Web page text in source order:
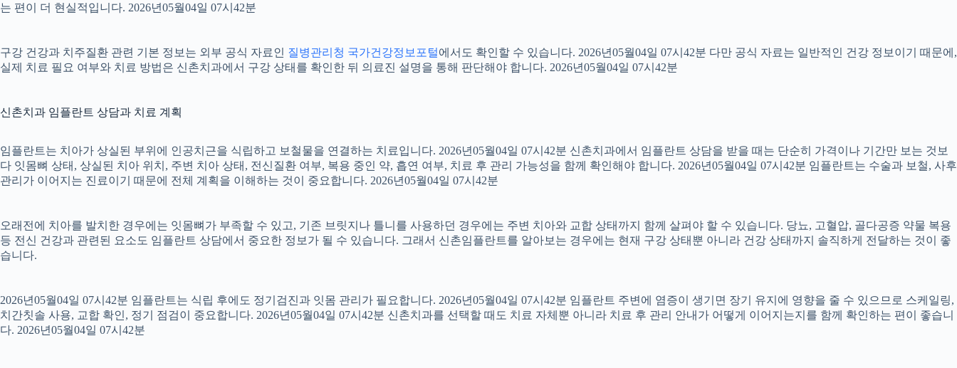
는 편이 더 현실적입니다. 2026년05월04일 07시42분
구강 건강과 치주질환 관련 기본 정보는 외부 공식 자료인 질병관리청 국가건강정보포털에서도 확인할 수 있습니다. 2026년05월04일 07시42분 다만 공식 자료는 일반적인 건강 정보이기 때문에,
실제 치료 필요 여부와 치료 방법은 신촌치과에서 구강 상태를 확인한 뒤 의료진 설명을 통해 판단해야 합니다. 2026년05월04일 07시42분
신촌치과 임플란트 상담과 치료 계획
임플란트는 치아가 상실된 부위에 인공치근을 식립하고 보철물을 연결하는 치료입니다. 2026년05월04일 07시42분 신촌치과에서 임플란트 상담을 받을 때는 단순히 가격이나 기간만 보는 것보
다 잇몸뼈 상태, 상실된 치아 위치, 주변 치아 상태, 전신질환 여부, 복용 중인 약, 흡연 여부, 치료 후 관리 가능성을 함께 확인해야 합니다. 2026년05월04일 07시42분 임플란트는 수술과 보철, 사후
관리가 이어지는 진료이기 때문에 전체 계획을 이해하는 것이 중요합니다. 2026년05월04일 07시42분
오래전에 치아를 발치한 경우에는 잇몸뼈가 부족할 수 있고, 기존 브릿지나 틀니를 사용하던 경우에는 주변 치아와 교합 상태까지 함께 살펴야 할 수 있습니다. 당뇨, 고혈압, 골다공증 약물 복용
등 전신 건강과 관련된 요소도 임플란트 상담에서 중요한 정보가 될 수 있습니다. 그래서 신촌임플란트를 알아보는 경우에는 현재 구강 상태뿐 아니라 건강 상태까지 솔직하게 전달하는 것이 좋
습니다.
2026년05월04일 07시42분 임플란트는 식립 후에도 정기검진과 잇몸 관리가 필요합니다. 2026년05월04일 07시42분 임플란트 주변에 염증이 생기면 장기 유지에 영향을 줄 수 있으므로 스케일링,
치간칫솔 사용, 교합 확인, 정기 점검이 중요합니다. 2026년05월04일 07시42분 신촌치과를 선택할 때도 치료 자체뿐 아니라 치료 후 관리 안내가 어떻게 이어지는지를 함께 확인하는 편이 좋습니
다. 2026년05월04일 07시42분